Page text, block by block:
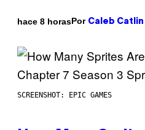
hace 8 horasPor Caleb Catlin
SCREENSHOT: EPIC GAMES